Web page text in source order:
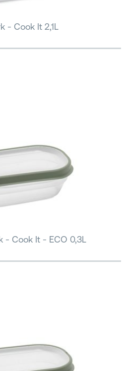
- Cook It 2,1L
- Cook It - ECO 0,3L